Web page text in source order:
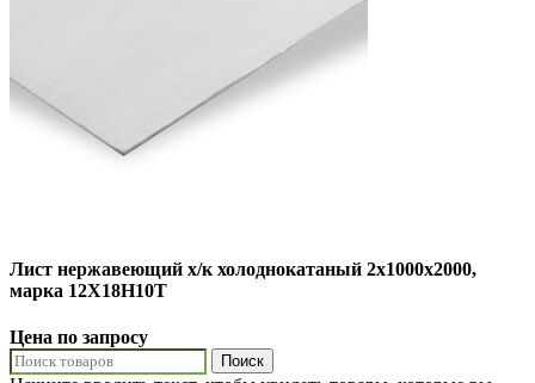
Лист нержавеющий х/к холоднокатаный 2х1000х2000,
марка 12Х18Н10Т
Цена по запросу
Поиск